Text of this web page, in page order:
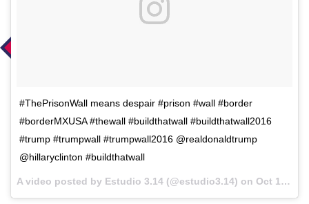
#ThePrisonWall means despair #prison #wall #border
#borderMXUSA #thewall #buildthatwall #buildthatwall2016
#trump #trumpwall #trumpwall2016 @realdonaldtrump
@hillaryclinton #buildthatwall
A video posted by Estudio 3.14 (@estudio3.14) on Oct 19, 2016 at 8:10am PDT